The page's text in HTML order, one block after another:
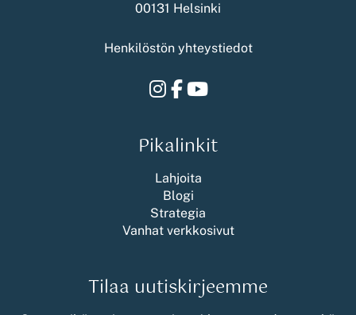
00131 Helsinki
Henkilöstön yhteystiedot
Instagram
Facebook
Youtube
Pikalinkit
Lahjoita
Blogi
Strategia
Vanhat verkkosivut
Tilaa uutiskirjeemme